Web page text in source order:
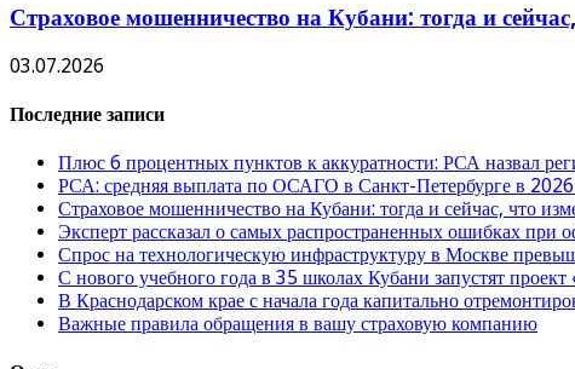
Страховое мошенничество на Кубани: тогда и
03.07.2026
Последние записи
Плюс 6 процентных пунктов к аккуратности: РСА назвал
РСА: средняя выплата по ОСАГО в Санкт-Петербурге в 2026
Страховое мошенничество на Кубани: тогда и сейчас, что
Эксперт рассказал о самых распространенных ошибках при
Спрос на технологическую инфраструктуру в Москве
С нового учебного года в 35 школах Кубани запустят
В Краснодарском крае с начала года капитально
Важные правила обращения в вашу страховую компанию